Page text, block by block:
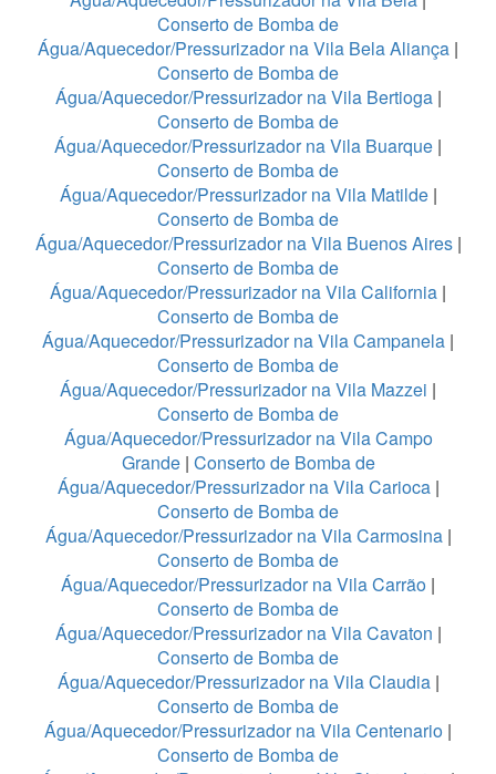
Conserto de Bomba de
Água/Aquecedor/Pressurizador na Vila Bela Aliança |
Conserto de Bomba de
Água/Aquecedor/Pressurizador na Vila Bertioga|
Conserto de Bomba de
Água/Aquecedor/Pressurizador na Vila Buarque |
Conserto de Bomba de
Água/Aquecedor/Pressurizador na Vila Matilde|
Conserto de Bomba de
Água/Aquecedor/Pressurizador na Vila Buenos Aires|
Conserto de Bomba de
Água/Aquecedor/Pressurizador na Vila California |
Conserto de Bomba de
Água/Aquecedor/Pressurizador na Vila Campanela |
Conserto de Bomba de
Água/Aquecedor/Pressurizador na Vila Mazzei |
Conserto de Bomba de
Água/Aquecedor/Pressurizador na Vila Campo
Grande| Conserto de Bomba de
Água/Aquecedor/Pressurizador na Vila Carioca|
Conserto de Bomba de
Água/Aquecedor/Pressurizador na Vila Carmosina|
Conserto de Bomba de
Água/Aquecedor/Pressurizador na Vila Carrão |
Conserto de Bomba de
Água/Aquecedor/Pressurizador na Vila Cavaton |
Conserto de Bomba de
Água/Aquecedor/Pressurizador na Vila Claudia|
Conserto de Bomba de
Água/Aquecedor/Pressurizador na Vila Centenario |
Conserto de Bomba de